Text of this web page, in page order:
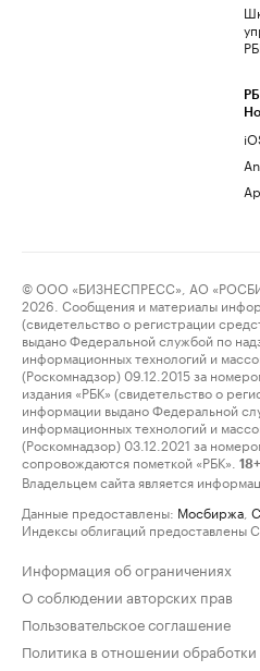
© ООО «БИЗНЕСПРЕСС», АО
2026. Сообщения и материалы
(свидетельство о регистрации
выдано Федеральной службой по
информационных технологий и
(Роскомнадзор) 09.12.2015 за
издания «РБК» (свидетельство о
информации выдано Федеральной
информационных технологий и
(Роскомнадзор) 03.12.2021 за
сопровождаются пометкой «РБК».
18+
Владельцем сайта является
Данные предоставлены: Мосбиржа
Индексы облигаций предоставлены
Информация об ограничениях
О соблюдении авторских прав
Пользовательское соглашение
Политика в отношении